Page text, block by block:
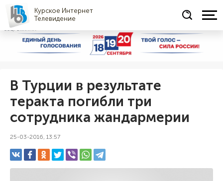
Курское Интернет
Телевидение
СОЦРЕКЛАМА
В Турции в результате
теракта погибли три
сотрудника жандармерии
25-03-2016, 13:57